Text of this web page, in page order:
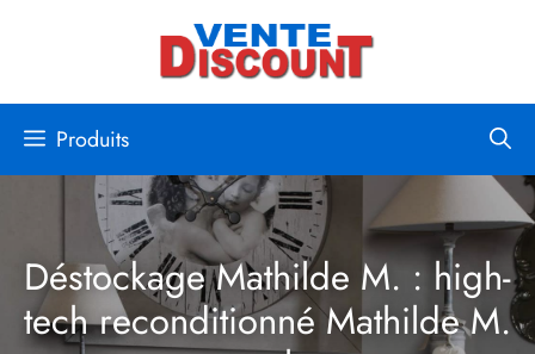
Produits
Déstockage Mathilde M. : high-
tech reconditionné Mathilde M.